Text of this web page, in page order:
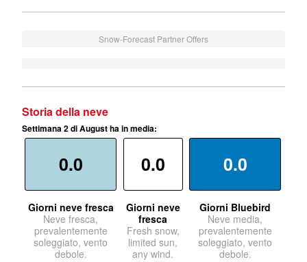
Snow-Forecast Partner Offers
Storia della neve
Settimana 2 di August ha in media:
0.0
Giorni neve fresca
Neve fresca,
prevalentemente
soleggiato, vento
debole.
0.0
Giorni neve
fresca
Fresh snow,
limited sun,
any wind.
0.0
Giorni Bluebird
Neve media,
prevalentemente
soleggiato, vento
debole.